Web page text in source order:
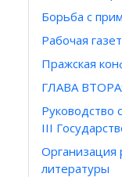
Борьба с
Рабочая
Пражская
ГЛАВА
Руководство
III
Организация
литературы